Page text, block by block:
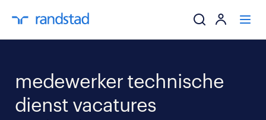
ik zoek een
medewerker technische
dienst vacatures